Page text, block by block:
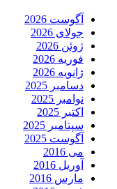
آگوست 2026
جولای 2026
ژوئن 2026
فوریه 2026
ژانویه 2026
دسامبر 2025
نوامبر 2025
اکتبر 2025
سپتامبر 2025
آگوست 2025
می 2016
آوریل 2016
مارس 2016